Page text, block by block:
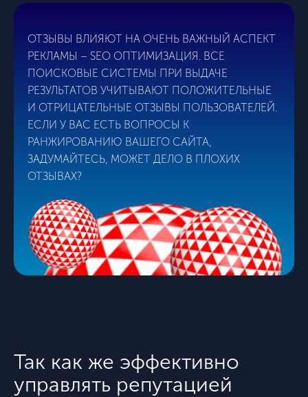
ОТЗЫВЫ ВЛИЯЮТ НА ОЧЕНЬ ВАЖНЫЙ АСПЕКТ
РЕКЛАМЫ – SEO ОПТИМИЗАЦИЯ. ВСЕ
ПОИСКОВЫЕ СИСТЕМЫ ПРИ ВЫДАЧЕ
РЕЗУЛЬТАТОВ УЧИТЫВАЮТ ПОЛОЖИТЕЛЬНЫЕ
И ОТРИЦАТЕЛЬНЫЕ ОТЗЫВЫ ПОЛЬЗОВАТЕЛЕЙ.
ЕСЛИ У ВАС ЕСТЬ ВОПРОСЫ К
РАНЖИРОВАНИЮ ВАШЕГО САЙТА,
ЗАДУМАЙТЕСЬ, МОЖЕТ ДЕЛО В ПЛОХИХ
ОТЗЫВАХ?
Так как же эффективно
управлять репутацией